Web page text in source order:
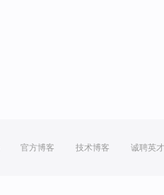
官方博客 技术博客 诚聘英才